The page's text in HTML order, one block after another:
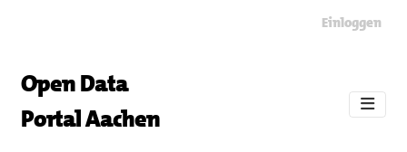
Einloggen
Open Data
Portal Aachen